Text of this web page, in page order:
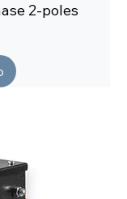
2-poles